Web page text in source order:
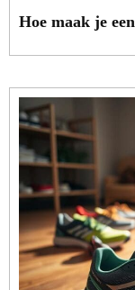
Hoe maak je